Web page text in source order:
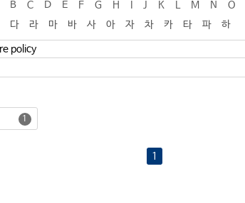
B C D E F G H J K M N O
다 라 마 바 사 아 자 차 카 타 파
하
1
1